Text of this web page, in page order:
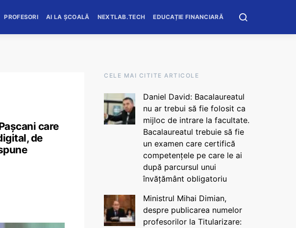
PROFESORI AI LA ȘCOALĂ NEXTLAB.TECH EDUCAȚIE FINANCIARĂ
care
de
CELE MAI CITITE ARTICOLE
Daniel David: Bacalaureatul
nu ar trebui să fie folosit ca
mijloc de intrare la facultate.
Bacalaureatul trebuie să fie
un examen care certifică
competențele pe care le ai
după parcursul unui
învățământ obligatoriu
Ministrul Mihai Dimian,
despre publicarea numelor
profesorilor la Titularizare: